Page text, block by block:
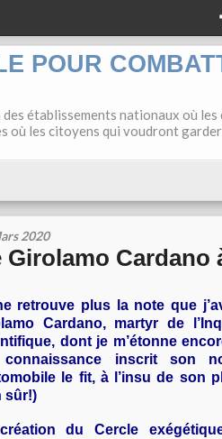
POUR
des établissements nationaux où
où les citoyens qui voudront
2020
Girolamo Cardano
retrouve plus la note que
Cardano, martyr de
dont je m’étonne
connaissance inscrit son
le fit, à l’insu de son
sûr!)
du Cercle